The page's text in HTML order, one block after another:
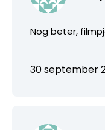
Nog beter,
30 september